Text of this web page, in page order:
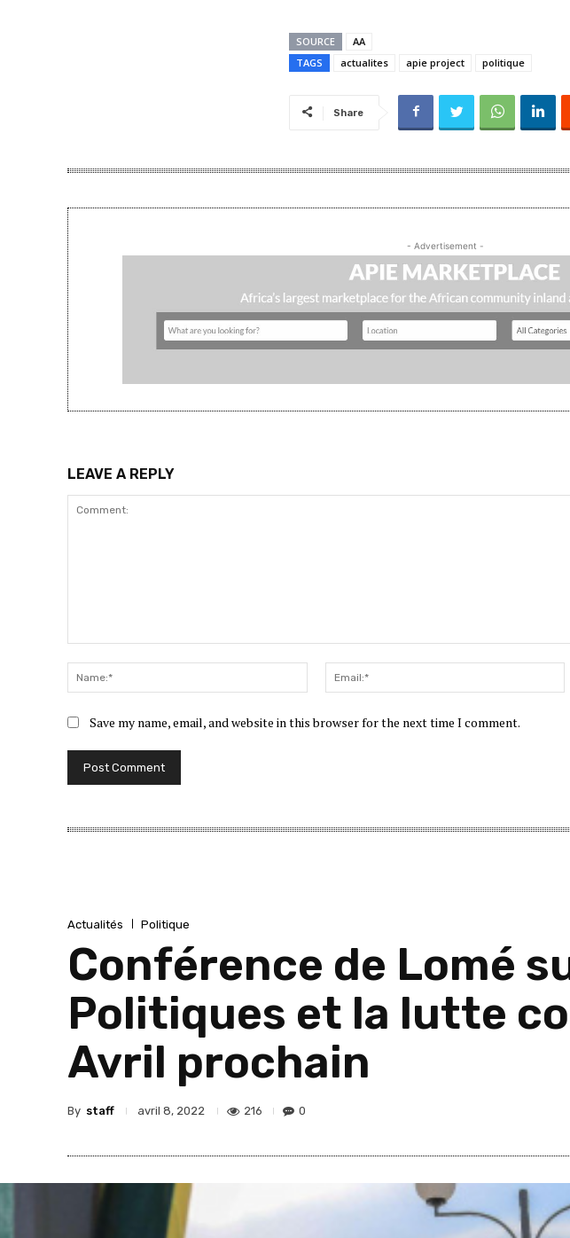
SOURCE
AA
TAGS
actualites apie project politique
Share
- Advertisement -
LEAVE A REPLY
Name:*
Save my name, email, and website in this browser for the next time I comment.